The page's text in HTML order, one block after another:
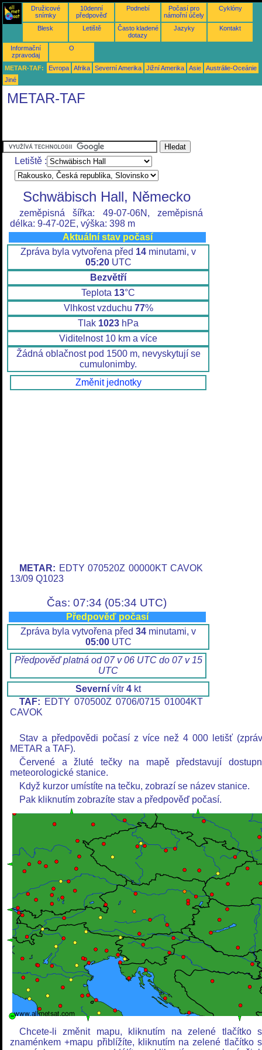
Družicové
snímky
10denní
předpověď
Podnebí
Počasí pro
námořní účely
Cyklóny
Blesk Letiště
Často kladené
dotazy
Jazyky Kontakt
Informační
zpravodaj
O
METAR-TAF: Evropa Afrika Severní Amerika Jižní Amerika Asie
Austrálie-Oceánie
Jiné
METAR-TAF
Letiště :
Schwäbisch Hall, Německo
zeměpisná šířka: 49-07-06N, zeměpisná
délka: 9-47-02E, výška: 398 m
Aktuální stav počasí
Zpráva byla vytvořena před 14 minutami, v
05:20UTC
Bezvětří
Teplota 13°C
Vlhkost vzduchu 77%
Tlak 1023 hPa
Viditelnost 10 km a více
Žádná oblačnost pod 1500 m, nevyskytují se
cumulonimby.
Změnit jednotky
METAR: EDTY 070520Z 00000KT CAVOK
13/09 Q1023
Čas: 07:34 (05:34 UTC)
Předpověď počasí
Zpráva byla vytvořena před 34 minutami, v
05:00UTC
Předpověď platná od 07 v 06 UTC do 07 v 15
UTC
Severní vítr 4 kt
TAF: EDTY 070500Z 0706/0715 01004KT
CAVOK
Stav a předpovědi počasí z více než 4 000 letišť
METAR a TAF).
Červené a žluté tečky na mapě představují
meteorologické stanice.
Když kurzor umístíte na tečku, zobrazí se název stanice.
Pak kliknutím zobrazíte stav a předpověď počasí.
Chcete-li změnit mapu, kliknutím na zelené tlačítko
znaménkem +mapu přiblížíte, kliknutím na zelené tlačítko